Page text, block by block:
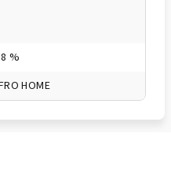
%
HOME